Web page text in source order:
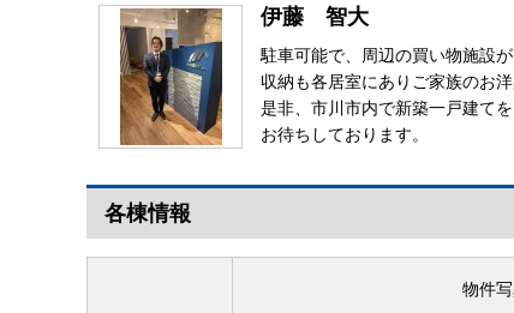
【ポスト】 伊藤 智大
駐車可能で、周辺の買い物施設が
収納も各居室にありご家族のお
是非、市川市内で新築一戸建て
お待ちしております。
各棟情報
物件